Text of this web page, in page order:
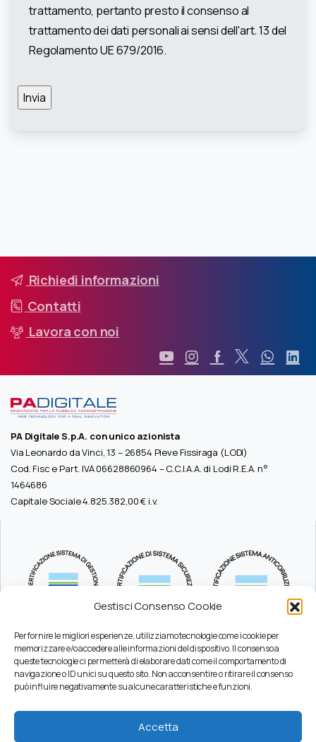
Gestisci Consenso Cookie
Per fornire le migliori esperienze, utilizziamo tecnologie come i cookie per
memorizzare e/o accedere alle informazioni del dispositivo. Il consenso a
queste tecnologie ci permetterà di elaborare dati come il comportamento di
navigazione o ID unici su questo sito. Non acconsentire o ritirare il consenso
può influire negativamente su alcune caratteristiche e funzioni.
Accetta
trattamento, pertanto presto il consenso al
trattamento dei dati personali ai sensi dell'art. 13 del
Regolamento UE 679/2016.
Richiedi informazioni
Contatti
Lavora con noi
PA Digitale S.p.A. con unico azionista
Via Leonardo da Vinci, 13 – 26854 Pieve Fissiraga (LODI)
Cod. Fisc e Part. IVA 06628860964 – C.C.I.A.A. di Lodi R.E.A. n°
1464686
Capitale Sociale 4.825.382,00 € i.v.
Durc
Pec
Certificazioni